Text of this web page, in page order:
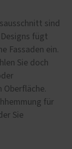
sind
fügt
Fassaden ein.
Sie doch
für
Sie